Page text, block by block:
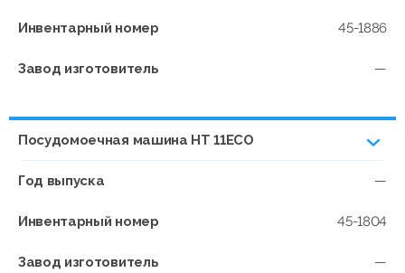
Инвентарный номер 45-1886
Завод изготовитель —
Посудомоечная машина НТ 11ЕСО
Год выпуска —
Инвентарный номер 45-1804
Завод изготовитель —